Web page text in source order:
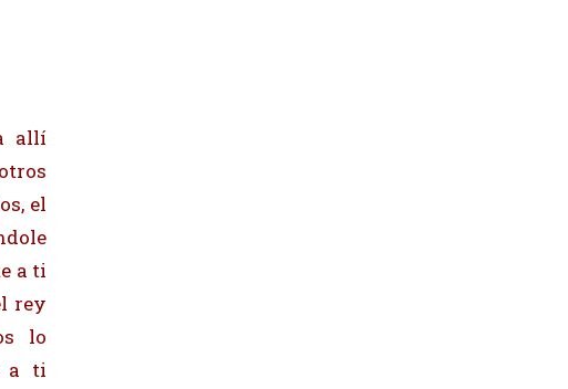
allí
el
a ti
rey
lo
a ti